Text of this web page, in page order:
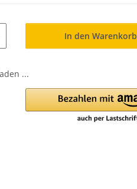
In den Warenkorb
...